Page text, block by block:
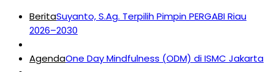
BeritaSuyanto, S.Ag. Terpilih Pimpin PERGABI Riau
2026–2030
AgendaOne Day Mindfulness (ODM) di ISMC Jakarta